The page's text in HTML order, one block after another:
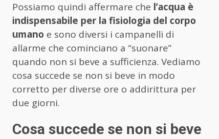
Possiamo quindi affermare che l’acqua è
indispensabile per la fisiologia del corpo
umano e sono diversi i campanelli di
allarme che cominciano a “suonare”
quando non si beve a sufficienza. Vediamo
cosa succede se non si beve in modo
corretto per diverse ore o addirittura per
due giorni.
Cosa succede se non si beve